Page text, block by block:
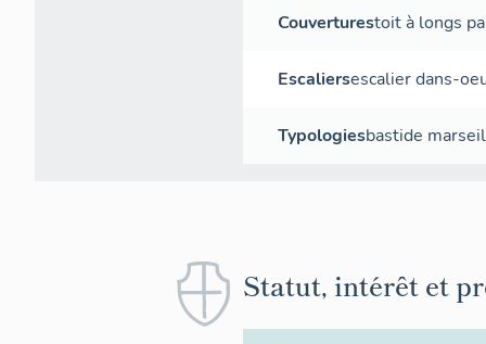
Couverturestoit à longs
Escaliersescalier dans-
Typologiesbastide
Statut, intérêt et